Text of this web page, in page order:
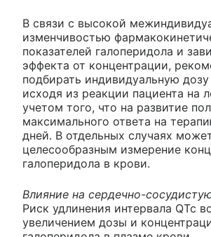
В связи с высокой
изменчивостью
показателей галоперидола и
эффекта от концентрации,
подбирать индивидуальную
исходя из реакции пациента на
учетом того, что на развитие
максимального ответа на
дней. В отдельных случаях
целесообразным измерение
галоперидола в крови.
Влияние на сердечно-
Риск удлинения интервала QTc
увеличением дозы и